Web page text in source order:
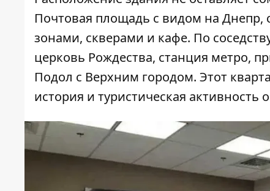
Почтовая площадь с видом на Днепр,
зонами, скверами и кафе. По
церковь Рождества, станция метро,
Подол с Верхним городом. Этот
история и туристическая